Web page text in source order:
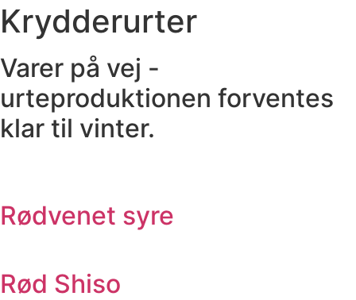
Krydderurter
Varer på vej -
urteproduktionen forventes
klar til vinter.
Rødvenet syre
Rød Shiso